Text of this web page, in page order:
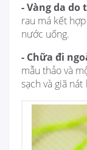
- Vàng da
rau má kết
nước uống.
- Chữa đi
mẫu thảo và
sạch và giã